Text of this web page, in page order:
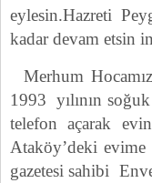
eylesin.Hazreti
kadar devam etsin
Merhum
1993 yılının
telefon açarak
Ataköy’deki
gazetesi sahibi